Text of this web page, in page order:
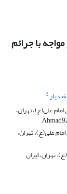
با جرائم
3
علی(ع)، تهران،
علی(ع)، تهران،
تهران، ایران